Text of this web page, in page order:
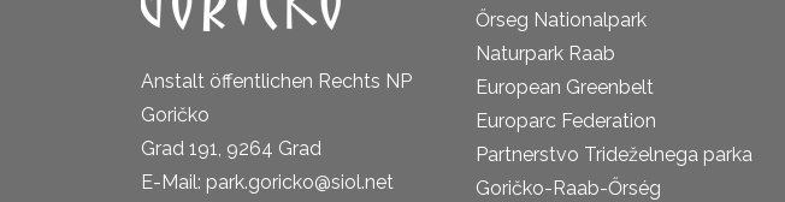
Anstalt öffentlichen Rechts NP
Goričko
Grad 191, 9264 Grad
E-Mail: park.goricko@siol.net
Őrseg Nationalpark
Naturpark Raab
European Greenbelt
Europarc Federation
Partnerstvo Trideželnega parka
Goričko-Raab-Őrség